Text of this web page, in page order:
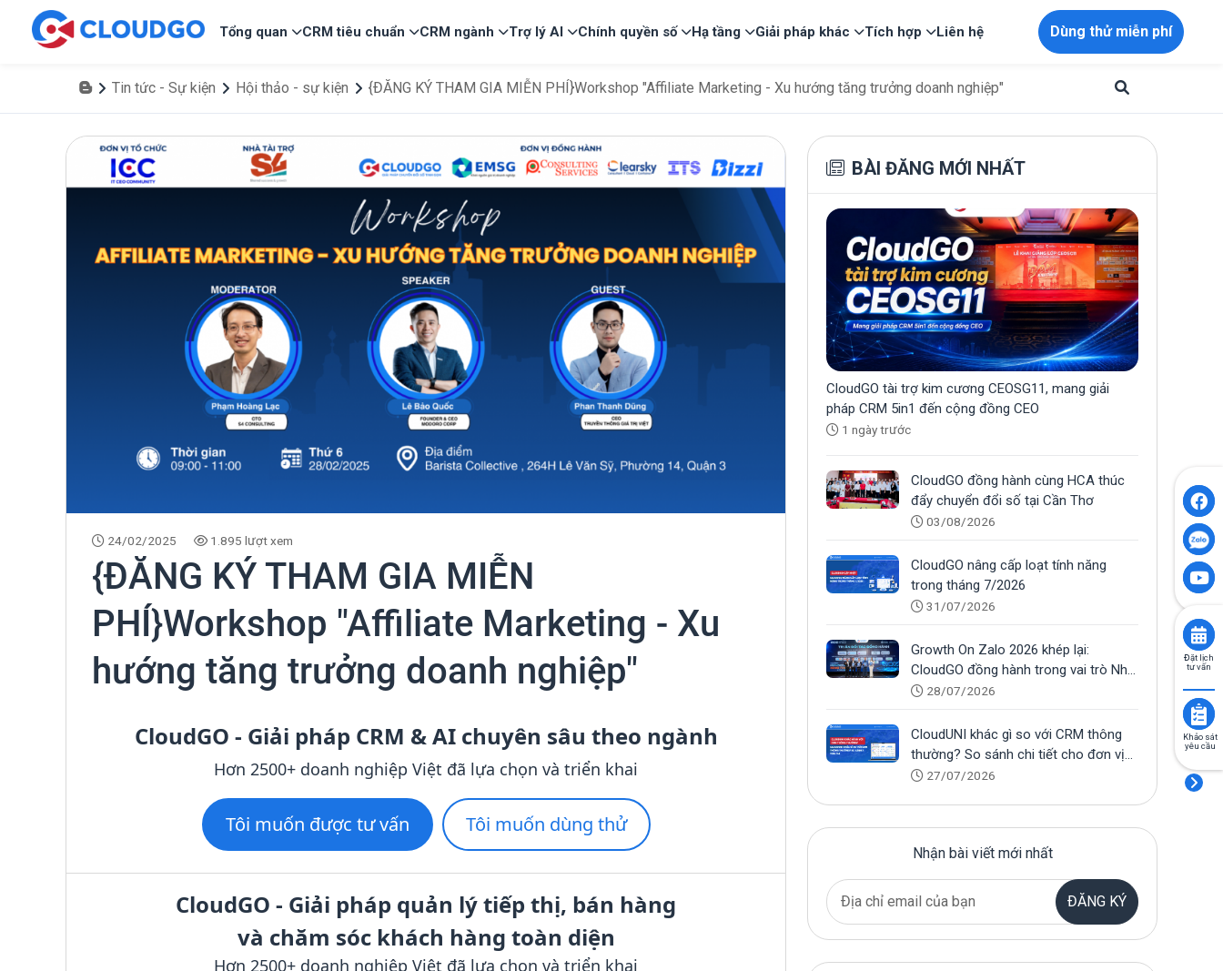
Tổng quan CRM tiêu chuẩn CRM ngành Trợ lý AI Chính quyền số Hạ tầng Giải pháp khác Tích hợp Liên hệ Dùng thử miễn phí
Tin tức - Sự kiện Hội thảo - sự kiện {ĐĂNG KÝ THAM GIA MIỄN PHÍ}Workshop "Affiliate Marketing - Xu hướng tăng trưởng doanh nghiệp"
24/02/2025 1.895 lượt xem
{ĐĂNG KÝ THAM GIA MIỄN
PHÍ}Workshop "Affiliate Marketing - Xu
hướng tăng trưởng doanh nghiệp"
CloudGO - Giải pháp CRM & AI chuyên sâu theo ngành
Hơn 2500+ doanh nghiệp Việt đã lựa chọn và triển khai
Tôi muốn được tư vấn Tôi muốn dùng thử
CloudGO - Giải pháp quản lý tiếp thị, bán hàng
và chăm sóc khách hàng toàn diện
Hơn 2500+ doanh nghiệp Việt đã lựa chọn và triển khai
BÀI ĐĂNG MỚI NHẤT
CloudGO tài trợ kim cương CEOSG11, mang giải
pháp CRM 5in1 đến cộng đồng CEO
1 ngày trước
CloudGO đồng hành cùng HCA thúc
đẩy chuyển đổi số tại Cần Thơ
03/08/2026
CloudGO nâng cấp loạt tính năng
trong tháng 7/2026
31/07/2026
Growth On Zalo 2026 khép lại:
CloudGO đồng hành trong vai trò Nhà
tài trợ Bạc
28/07/2026
CloudUNI khác gì so với CRM thông
thường? So sánh chi tiết cho đơn vị
tuyển sinh
27/07/2026
Nhận bài viết mới nhất
ĐĂNG KÝ
Đặt lịch
tư vấn
Khảo sát
yêu cầu